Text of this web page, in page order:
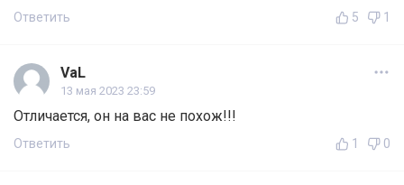
Ответить 5 1
VaL
13 мая 2023 23:59
Отличается, он на вас не похож!!!
Ответить 1 0